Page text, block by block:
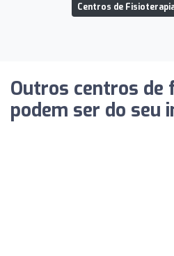
Centros de
Outros centros de
podem ser do seu